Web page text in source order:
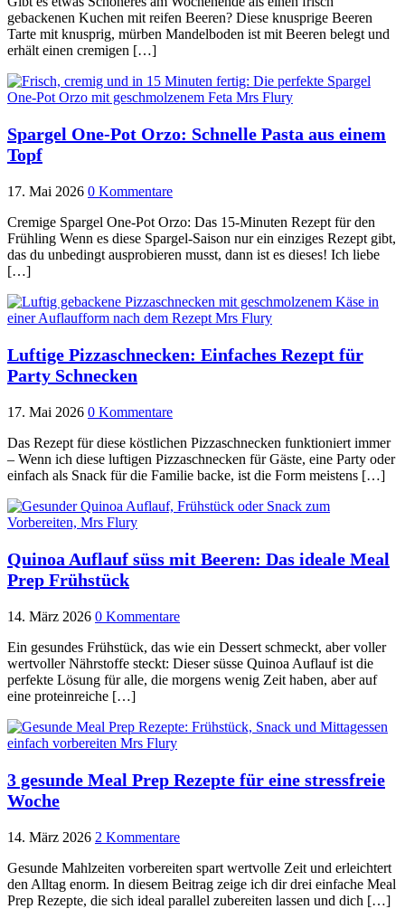
gebackenen Kuchen mit reifen Beeren? Diese knusprige Beeren
Tarte mit knusprig, mürben Mandelboden ist mit Beeren belegt und
erhält einen cremigen […]
Spargel One-Pot Orzo: Schnelle Pasta aus einem
Topf
17. Mai 2026 0 Kommentare
Cremige Spargel One-Pot Orzo: Das 15-Minuten Rezept für den
Frühling Wenn es diese Spargel-Saison nur ein einziges Rezept gibt,
das du unbedingt ausprobieren musst, dann ist es dieses! Ich liebe
[…]
Luftige Pizzaschnecken: Einfaches Rezept für
Party Schnecken
17. Mai 2026 0 Kommentare
Das Rezept für diese köstlichen Pizzaschnecken funktioniert immer
– Wenn ich diese luftigen Pizzaschnecken für Gäste, eine Party oder
einfach als Snack für die Familie backe, ist die Form meistens […]
Quinoa Auflauf süss mit Beeren: Das ideale Meal
Prep Frühstück
14. März 2026 0 Kommentare
Ein gesundes Frühstück, das wie ein Dessert schmeckt, aber voller
wertvoller Nährstoffe steckt: Dieser süsse Quinoa Auflauf ist die
perfekte Lösung für alle, die morgens wenig Zeit haben, aber auf
eine proteinreiche […]
3 gesunde Meal Prep Rezepte für eine stressfreie
Woche
14. März 2026 2 Kommentare
Gesunde Mahlzeiten vorbereiten spart wertvolle Zeit und erleichtert
den Alltag enorm. In diesem Beitrag zeige ich dir drei einfache Meal
Prep Rezepte, die sich ideal parallel zubereiten lassen und dich […]